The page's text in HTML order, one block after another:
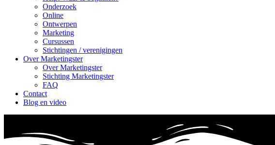
Onderzoek
Online
Ontwerpen
Marketing
Cursussen
Stichtingen / verenigingen
Over Marketingster
Over Marketingster
Stichting Marketingster
FAQ
Contact
Blog en video